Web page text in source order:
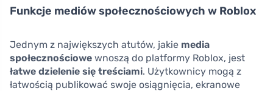
Funkcje mediów społecznościowych w Roblox
Jednym z największych atutów, jakie media
społecznościowe wnoszą do platformy Roblox, jest
łatwe dzielenie się treściami. Użytkownicy mogą z
łatwością publikować swoje osiągnięcia, ekranowe